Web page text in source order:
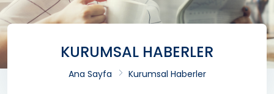
KURUMSAL HABERLER
Ana Sayfa Kurumsal Haberler